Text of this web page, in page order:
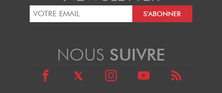
NOUS SUIVRE